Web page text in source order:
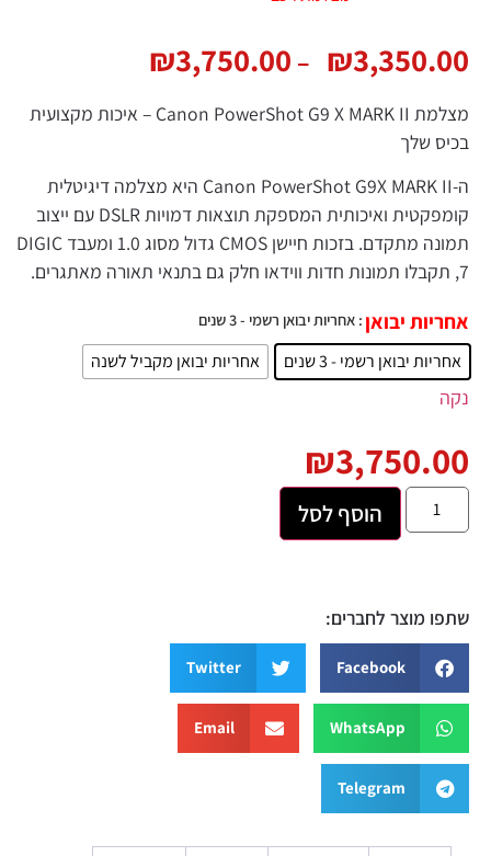
₪3,350.00
–
₪3,750.00
מצלמת Canon PowerShot G9 X MARK II – איכות מקצועית
בכיס שלך
ה-Canon PowerShot G9X MARK II היא מצלמה דיגיטלית
קומפקטית ואיכותית המספקת תוצאות דמויות DSLR עם ייצוב
תמונה מתקדם. בזכות חיישן CMOS גדול מסוג 1.0 ומעבד DIGIC
7, תקבלו תמונות חדות ווידאו חלק גם בתנאי תאורה מאתגרים.
אחריות יבואן : אחריות יבואן רשמי - 3 שנים
אחריות יבואן רשמי - 3 שנים אחריות יבואן מקביל לשנה
נקה
₪3,750.00
הוסף לסל
שתפו מוצר לחברים:
Facebook
Twitter
WhatsApp
Email
Telegram